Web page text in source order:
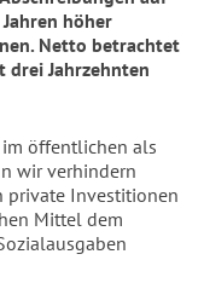
höher
Netto betrachtet
drei Jahrzehnten
öffentlichen als
wir verhindern
private Investitionen
Mittel dem